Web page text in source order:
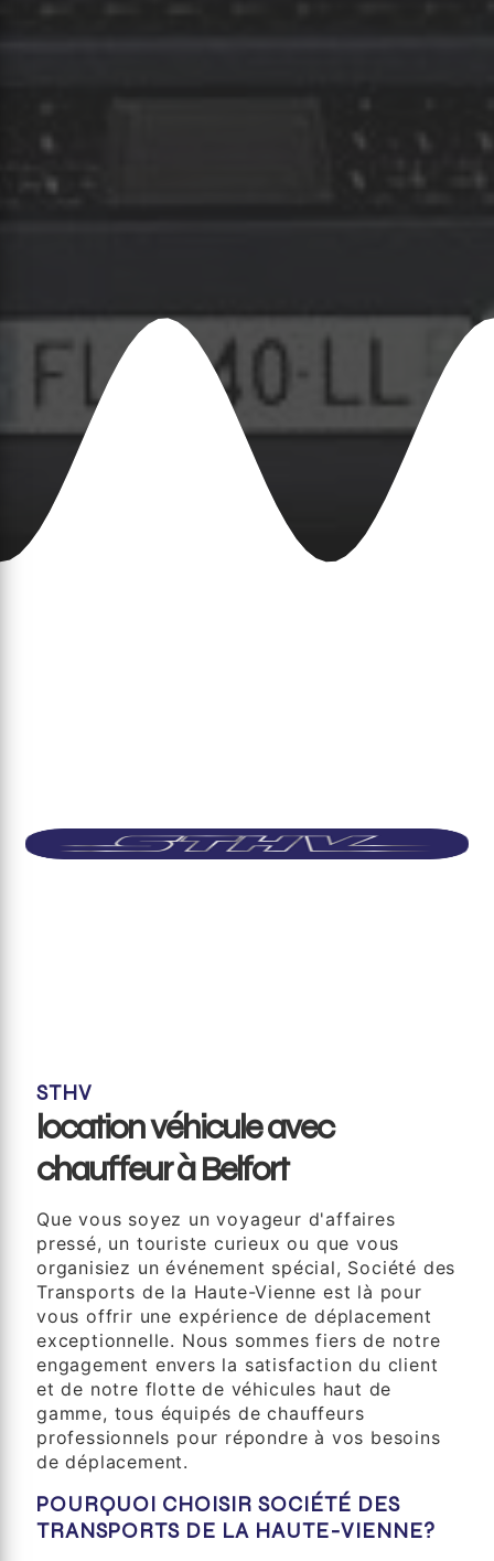
STHV
location véhicule avec
chauffeur à Belfort
Que vous soyez un voyageur d'affaires
pressé, un touriste curieux ou que vous
organisiez un événement spécial, Société des
Transports de la Haute-Vienne est là pour
vous offrir une expérience de déplacement
exceptionnelle. Nous sommes fiers de notre
engagement envers la satisfaction du client
et de notre flotte de véhicules haut de
gamme, tous équipés de chauffeurs
professionnels pour répondre à vos besoins
de déplacement.
POURQUOI CHOISIR SOCIÉTÉ DES
TRANSPORTS DE LA HAUTE-VIENNE?